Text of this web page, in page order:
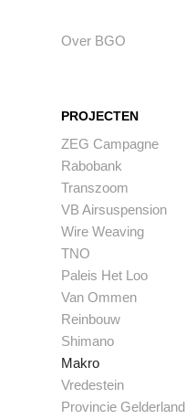
Over BGO
PROJECTEN
ZEG Campagne
Rabobank
Transzoom
VB Airsuspension
Wire Weaving
TNO
Paleis Het Loo
Van Ommen
Reinbouw
Shimano
Makro
Vredestein
Provincie Gelderland